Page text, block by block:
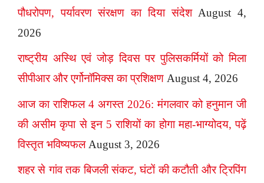
पौधरोपण, पर्यावरण संरक्षण का दिया संदेश August 4,
2026
राष्ट्रीय अस्थि एवं जोड़ दिवस पर पुलिसकर्मियों को मिला
सीपीआर और एर्गोनॉमिक्स का प्रशिक्षण August 4, 2026
आज का राशिफल 4 अगस्त 2026: मंगलवार को हनुमान जी
की असीम कृपा से इन 5 राशियों का होगा महा-भाग्योदय, पढ़ें
विस्तृत भविष्यफल August 3, 2026
शहर से गांव तक बिजली संकट, घंटों की कटौती और ट्रिपिंग